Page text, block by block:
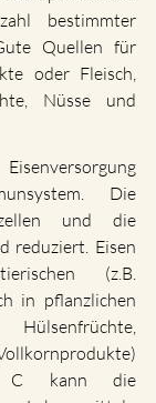
bestimmter
Quellen für
oder Fleisch,
Nüsse und
Die
und die
reduziert. Eisen
(z.B.
in pflanzlichen
C kann die